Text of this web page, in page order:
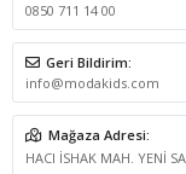
0850 711 14 00
Geri Bildirim:
info@modakids.com
Mağaza Adresi:
HACI İSHAK MAH. YENİ